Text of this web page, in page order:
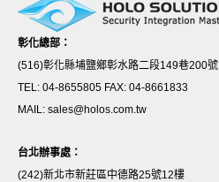
彰化總部：
(516)彰化縣埔鹽鄉彰水路二段149巷200號
TEL: 04-8655805 FAX: 04-8661833
MAIL: sales@holos.com.tw
台北辦事處：
(242)新北市新莊區中德路25號12樓